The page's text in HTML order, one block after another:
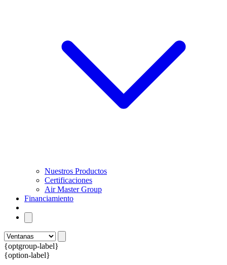
Nuestros Productos
Certificaciones
Air Master Group
Financiamiento
{optgroup-label}
{option-label}